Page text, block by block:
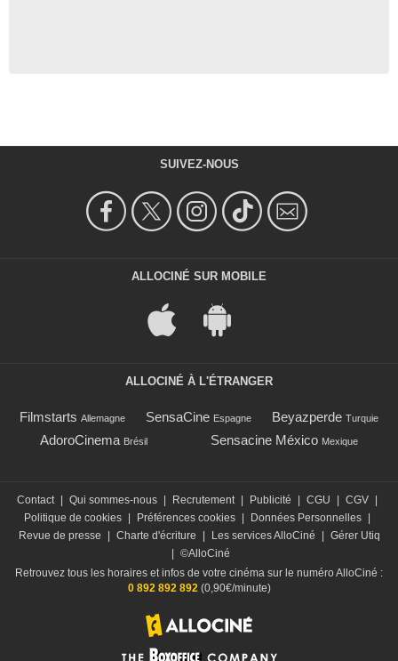
SUIVEZ-NOUS
ALLOCINÉ SUR MOBILE
ALLOCINÉ À L'ÉTRANGER
Filmstarts Allemagne SensaCine Espagne Beyazperde Turquie
AdoroCinema Brésil Sensacine México Mexique
Contact | Qui sommes-nous | Recrutement | Publicité | CGU | CGV |
Politique de cookies | Préférences cookies | Données Personnelles |
Revue de presse
| Charte d'écriture | Les services AlloCiné | Gérer Utiq
| ©AlloCiné
Retrouvez tous les horaires et infos de votre cinéma sur le numéro AlloCiné :
0 892 892 892 (0,90€/minute)